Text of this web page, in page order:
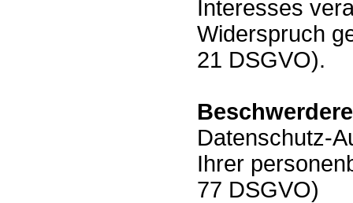
Interesses
Widerspruch
21 DSGVO).
Datenschutz-
Ihrer
77 DSGVO)